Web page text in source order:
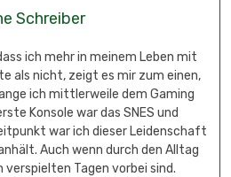
Schreiber
ich mehr in meinem Leben mit
als nicht, zeigt es mir zum einen,
ich mittlerweile dem Gaming
Konsole war das SNES und
war ich dieser Leidenschaft
Auch wenn durch den Alltag
verspielten Tagen vorbei sind.